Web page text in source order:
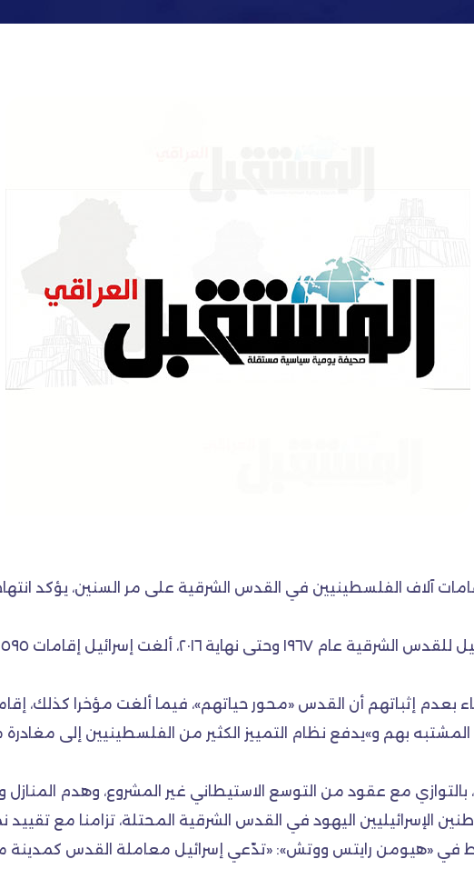
آلاف الفلسطينيين في القدس الشرقية على مر السنين، يؤكد
بعدم إثباتهم أن القدس «محور حياتهم»، فيما ألغت مؤخرا كذلك،
بهم و»يدفع نظام التمييز الكثير من الفلسطينيين إلى
مع عقود من التوسع الاستيطاني غير المشروع، وهدم المنازل
الإسرائيليين اليهود في القدس الشرقية المحتلة، تزامنا مع
في «هيومن رايتس ووتش»: «تدّعي إسرائيل معاملة القدس كمدينة